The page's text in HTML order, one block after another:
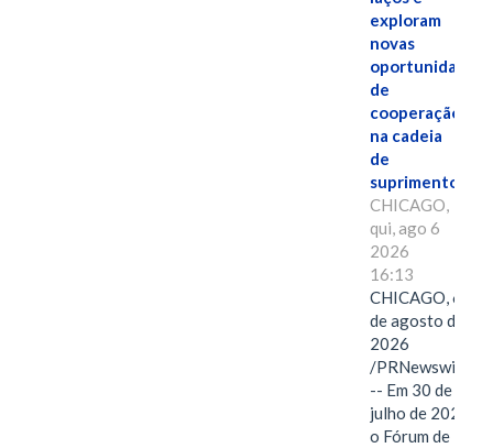
exploram
novas
oportunidades
de
cooperação
na cadeia
de
suprimentos.
CHICAGO,
qui, ago 6
2026
16:13
CHICAGO, 6
de agosto de
2026
/PRNewswire/
-- Em 30 de
julho de 2026,
o Fórum de